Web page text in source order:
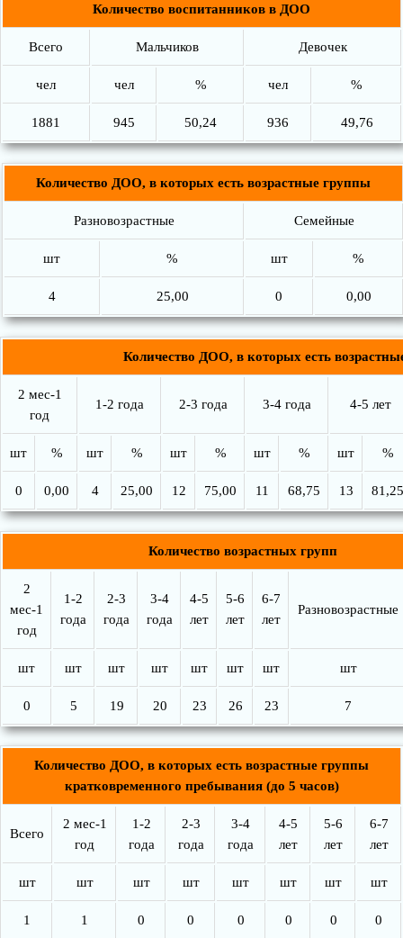
Количество воспитанников в ДОО
Всего Мальчиков Девочек
чел чел % чел %
1881 945 50,24 936 49,76
Количество ДОО, в которых есть возрастные группы
Разновозрастные Семейные
шт % шт %
4 25,00 0 0,00
Количество ДОО, в которых есть
2 мес-1
год
1-2 года 2-3 года 3-4 года 4-5 лет
шт % шт % шт % шт % шт %
0 0,00 4 25,00 12 75,00 11 68,75 13 81,25
Количество возрастных групп
2
мес-1
год
1-2
года
2-3
года
3-4
года
4-5
лет
5-6
лет
6-7
лет
Разновозрастные
шт шт шт шт шт шт шт шт
0 5 19 20 23 26 23 7
Количество ДОО, в которых есть возрастные группы
кратковременного пребывания (до 5 часов)
Всего
2 мес-1
год
1-2
года
2-3
года
3-4
года
4-5
лет
5-6
лет
6-7
лет
шт шт шт шт шт шт шт шт
1 1 0 0 0 0 0 0